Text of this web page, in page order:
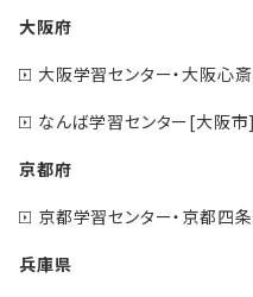
大阪府
大阪学習センター・大阪心
なんば学習センター[大阪市]
京都府
京都学習センター・京都四
兵庫県